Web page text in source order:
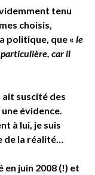
tenu
choisis,
politique, que « le
car il
suscité des
évidence.
à lui, je suis
de la réalité…
en juin 2008 (!) et